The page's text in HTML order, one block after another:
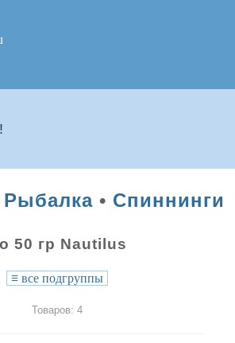
Рыбалка• Спиннинги
50 гр Nautilus
≡ все подгруппы
Товаров: 4